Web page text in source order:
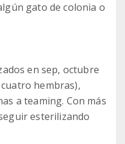
gato de colonia o
en sep, octubre
hembras),
a teaming. Con más
esterilizando